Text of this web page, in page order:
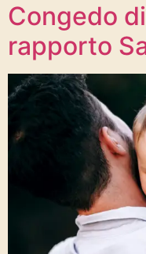
Congedo
rapporto